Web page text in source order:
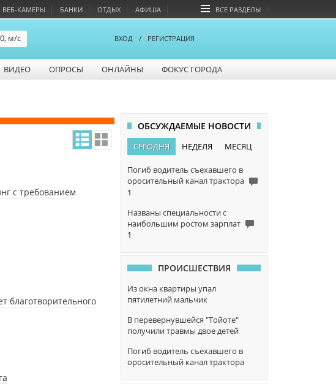
ВЕБ-КАМЕРЫ БАНКИ ОТДЫХ АФИША ВСЕ РАЗДЕЛЫ
м/с
ВХОД / РЕГИСТРАЦИЯ
ВИДЕО ОПРОСЫ ОНЛАЙНЫ ФОКУС ГОРОДА
с требованием
благотворительного
ОБСУЖДАЕМЫЕ НОВОСТИ
СЕГОДНЯ НЕДЕЛЯ МЕСЯЦ
Погиб водитель съехавшего в
оросительный канал трактора
1
Названы специальности с
наибольшим ростом зарплат
1
ПРОИСШЕСТВИЯ
Из окна квартиры упал
пятилетний мальчик
В перевернувшейся "Тойоте"
получили травмы двое детей
Погиб водитель съехавшего в
оросительный канал трактора